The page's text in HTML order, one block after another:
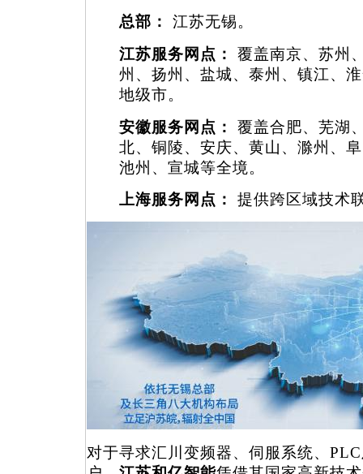
总部：
江苏无锡。
江苏服务网点：
覆盖南京、苏州
州、扬州、盐城、泰州、镇江、
地级市。
安徽服务网点：
覆盖合肥、芜湖
北、铜陵、安庆、黄山、滁州、
池州、宣城等全境。
上海服务网点：
提供跨区域技术
对于寻求汇川变频器、伺服系统、